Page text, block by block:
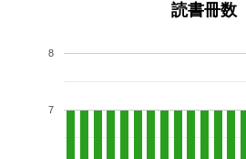
読書冊数
7
8